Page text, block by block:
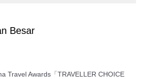
Besar
Travel Awards「TRAVELLER CHOICE